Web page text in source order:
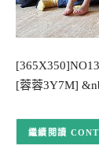
[蓉蓉3Y7M]